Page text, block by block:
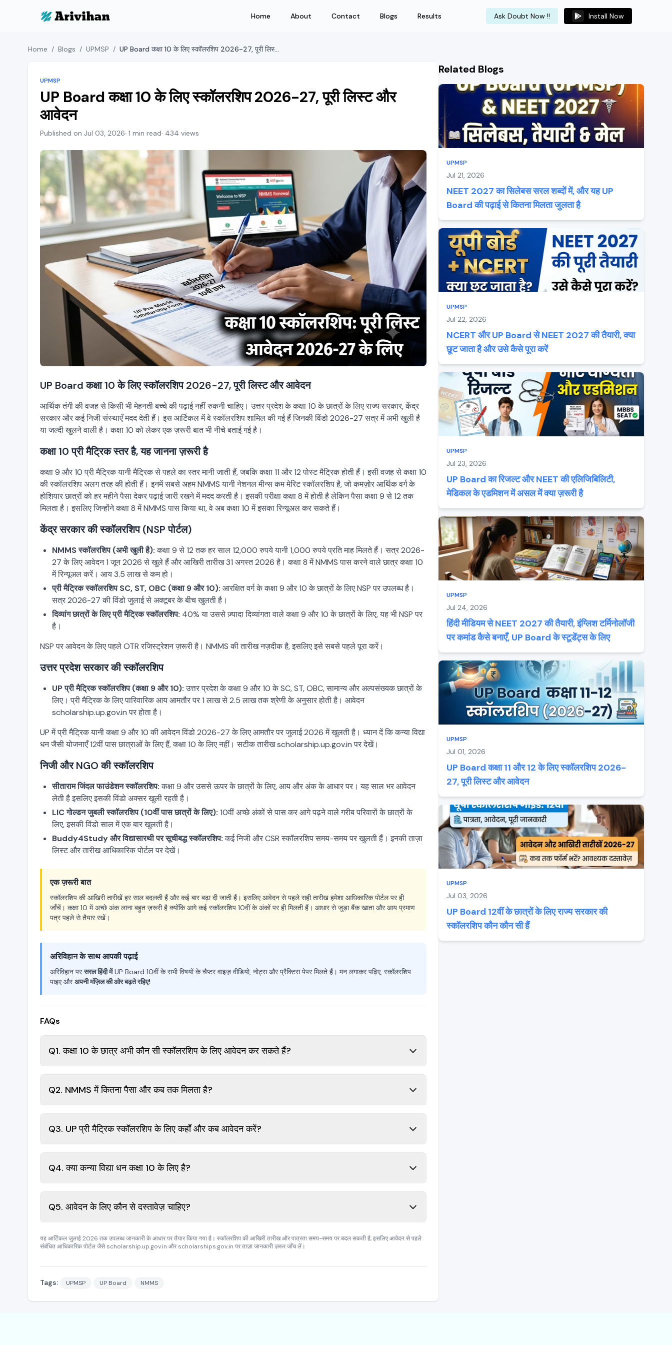
Home About Contact Blogs Results Ask Doubt Now !! Install Now
Home / Blogs / UPMSP / UP Board कक्षा 10 के लिए स्कॉलरशिप 2026-27, पूरी लिस्ट और आवेदन
UPMSP
UP Board कक्षा 10 के लिए स्कॉलरशिप 2026-27, पूरी लिस्ट और
आवेदन
Published on Jul 03, 2026· 1 min read· 434 views
UP Board कक्षा 10 के लिए स्कॉलरशिप 2026-27, पूरी लिस्ट और आवेदन
आर्थिक तंगी की वजह से किसी भी मेहनती बच्चे की पढ़ाई नहीं रुकनी चाहिए। उत्तर प्रदेश के कक्षा 10 के छात्रों के लिए राज्य सरकार, केंद्र
सरकार और कई निजी संस्थाएँ मदद देती हैं। इस आर्टिकल में वे स्कॉलरशिप शामिल की गई हैं जिनकी विंडो 2026-27 सत्र में अभी खुली है
या जल्दी खुलने वाली है। कक्षा 10 को लेकर एक ज़रूरी बात भी नीचे बताई गई है।
कक्षा 10 प्री मैट्रिक स्तर है, यह जानना ज़रूरी है
कक्षा 9 और 10 प्री मैट्रिक यानी मैट्रिक से पहले का स्तर मानी जाती हैं, जबकि कक्षा 11 और 12 पोस्ट मैट्रिक होती हैं। इसी वजह से कक्षा 10
की स्कॉलरशिप अलग तरह की होती हैं। इनमें सबसे अहम NMMS यानी नेशनल मीन्स कम मेरिट स्कॉलरशिप है, जो कमज़ोर आर्थिक वर्ग के
होशियार छात्रों को हर महीने पैसा देकर पढ़ाई जारी रखने में मदद करती है। इसकी परीक्षा कक्षा 8 में होती है लेकिन पैसा कक्षा 9 से 12 तक
मिलता है। इसलिए जिन्होंने कक्षा 8 में NMMS पास किया था, वे अब कक्षा 10 में इसका रिन्यूअल कर सकते हैं।
केंद्र सरकार की स्कॉलरशिप (NSP पोर्टल)
NMMS स्कॉलरशिप (अभी खुली है):कक्षा 9 से 12 तक हर साल 12,000 रुपये यानी 1,000 रुपये प्रति माह मिलते हैं। सत्र 2026-
27 के लिए आवेदन 1 जून 2026 से खुले हैं और आखिरी तारीख 31 अगस्त 2026 है। कक्षा 8 में NMMS पास करने वाले छात्र कक्षा 10
में रिन्यूअल करें। आय 3.5 लाख से कम हो।
प्री मैट्रिक स्कॉलरशिप SC, ST, OBC (कक्षा 9 और 10): आरक्षित वर्ग के कक्षा 9 और 10 के छात्रों के लिए NSP पर उपलब्ध है।
सत्र 2026-27 की विंडो जुलाई से अक्टूबर के बीच खुलती है।
दिव्यांग छात्रों के लिए प्री मैट्रिक स्कॉलरशिप: 40% या उससे ज़्यादा दिव्यांगता वाले कक्षा 9 और 10 के छात्रों के लिए, यह भी NSP पर
है।
NSP पर आवेदन के लिए पहले OTR रजिस्ट्रेशन ज़रूरी है। NMMS की तारीख नज़दीक है, इसलिए इसे सबसे पहले पूरा करें।
उत्तर प्रदेश सरकार की स्कॉलरशिप
UP प्री मैट्रिक स्कॉलरशिप (कक्षा 9 और 10):उत्तर प्रदेश के कक्षा 9 और 10 के SC, ST, OBC, सामान्य और अल्पसंख्यक छात्रों के
लिए। प्री मैट्रिक के लिए पारिवारिक आय आमतौर पर 1 लाख से 2.5 लाख तक श्रेणी के अनुसार होती है। आवेदन
scholarship.up.gov.in पर होता है।
UP में प्री मैट्रिक यानी कक्षा 9 और 10 की आवेदन विंडो 2026-27 के लिए आमतौर पर जुलाई 2026 में खुलती है। ध्यान दें कि कन्या विद्या
धन जैसी योजनाएँ 12वीं पास छात्राओं के लिए हैं, कक्षा 10 के लिए नहीं। सटीक तारीख scholarship.up.gov.in पर देखें।
निजी और NGO की स्कॉलरशिप
सीताराम जिंदल फाउंडेशन स्कॉलरशिप:कक्षा 9 और उससे ऊपर के छात्रों के लिए, आय और अंक के आधार पर। यह साल भर आवेदन
लेती है इसलिए इसकी विंडो अक्सर खुली रहती है।
LIC गोल्डन जुबली स्कॉलरशिप (10वीं पास छात्रों के लिए): 10वीं अच्छे अंकों से पास कर आगे पढ़ने वाले गरीब परिवारों के छात्रों के
लिए, इसकी विंडो साल में एक बार खुलती है।
Buddy4Study और विद्यासारथी पर सूचीबद्ध स्कॉलरशिप:कई निजी और CSR स्कॉलरशिप समय-समय पर खुलती हैं। इनकी ताज़ा
लिस्ट और तारीख आधिकारिक पोर्टल पर देखें।
एक ज़रूरी बात
स्कॉलरशिप की आखिरी तारीखें हर साल बदलती हैं और कई बार बढ़ा दी जाती हैं। इसलिए आवेदन से पहले सही तारीख हमेशा आधिकारिक पोर्टल पर ही
जाँचें। कक्षा 10 में अच्छे अंक लाना बहुत ज़रूरी है क्योंकि आगे कई स्कॉलरशिप 10वीं के अंकों पर ही मिलती हैं। आधार से जुड़ा बैंक खाता और आय प्रमाण
पत्र पहले से तैयार रखें।
अरिविहान के साथ आपकी पढ़ाई
अरिविहान परसरल हिंदी मेंUP Board 10वीं के सभी विषयों के चैप्टर वाइज़ वीडियो, नोट्स और प्रैक्टिस पेपर मिलते हैं। मन लगाकर पढ़िए, स्कॉलरशिप
पाइए औरअपनी मंज़िल की ओर बढ़ते रहिए!
FAQs
Q1. कक्षा 10 के छात्र अभी कौन सी स्कॉलरशिप के लिए आवेदन कर सकते हैं?
Q2. NMMS में कितना पैसा और कब तक मिलता है?
Q3. UP प्री मैट्रिक स्कॉलरशिप के लिए कहाँ और कब आवेदन करें?
Q4. क्या कन्या विद्या धन कक्षा 10 के लिए है?
Q5. आवेदन के लिए कौन से दस्तावेज़ चाहिए?
यह आर्टिकल जुलाई 2026 तक उपलब्ध जानकारी के आधार पर तैयार किया गया है। स्कॉलरशिप की आखिरी तारीख और पात्रता समय-समय पर बदल सकती है, इसलिए आवेदन से पहले
संबंधित आधिकारिक पोर्टल जैसे scholarship.up.gov.in और scholarships.gov.in पर ताज़ा जानकारी ज़रूर जाँच लें।
Tags: UPMSP UP Board NMMS
Related Blogs
UPMSP
Jul 21, 2026
NEET 2027 का सिलेबस सरल शब्दों में, और यह UP
Board की पढ़ाई से कितना मिलता जुलता है
UPMSP
Jul 22, 2026
NCERT और UP Board से NEET 2027 की तैयारी, क्या
छूट जाता है और उसे कैसे पूरा करें
UPMSP
Jul 23, 2026
UP Board का रिजल्ट और NEET की एलिजिबिलिटी,
मेडिकल के एडमिशन में असल में क्या ज़रूरी है
UPMSP
Jul 24, 2026
हिंदी मीडियम से NEET 2027 की तैयारी, इंग्लिश टर्मिनोलॉजी
पर कमांड कैसे बनाएँ, UP Board के स्टूडेंट्स के लिए
UPMSP
Jul 01, 2026
UP Board कक्षा 11 और 12 के लिए स्कॉलरशिप 2026-
27, पूरी लिस्ट और आवेदन
UPMSP
Jul 03, 2026
UP Board 12वीं के छात्रों के लिए राज्य सरकार की
स्कॉलरशिप कौन कौन सी हैं